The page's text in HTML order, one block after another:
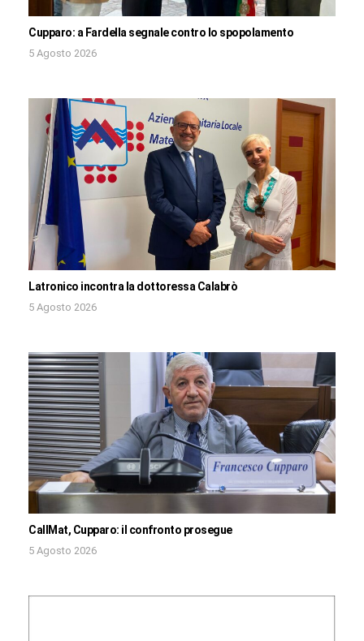
Cupparo: a Fardella segnale contro lo spopolamento
5 Agosto 2026
Latronico incontra la dottoressa Calabrò
5 Agosto 2026
CallMat, Cupparo: il confronto prosegue
5 Agosto 2026